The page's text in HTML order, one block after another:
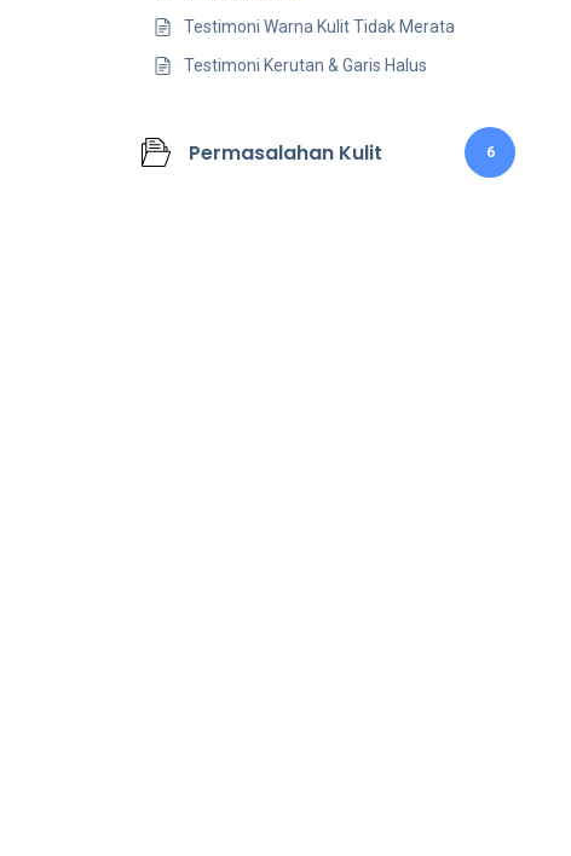
Testimoni Warna Kulit Tidak Merata
Testimoni Kerutan & Garis Halus
Permasalahan Kulit 6